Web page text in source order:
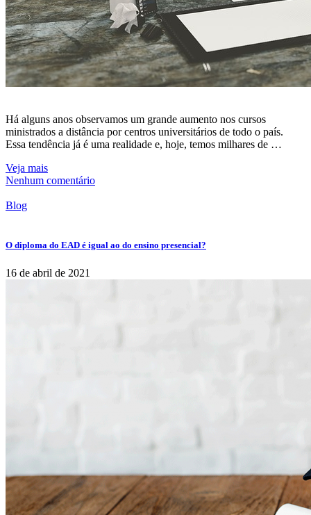
Há alguns anos observamos um grande aumento nos cursos
ministrados a distância por centros universitários de todo o país.
Essa tendência já é uma realidade e, hoje, temos milhares de …
Veja mais
Nenhum comentário
Blog
O diploma do EAD é igual ao do ensino presencial?
16 de abril de 2021